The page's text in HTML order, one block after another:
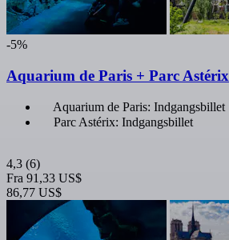
-5%
Aquarium de Paris + Parc Astérix
Aquarium de Paris: Indgangsbillet
Parc Astérix: Indgangsbillet
4,3 (6)
Fra 91,33 US$
86,77 US$